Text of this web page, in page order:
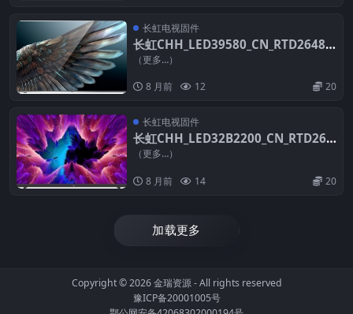
长虹电视固件
长虹CHH_LED39580_CN_RTD2648_
PCB5635-E_TPT390J1_HJ1L02_V2.0
（更多…）
8 月前 12 20
长虹电视固件
长虹CHH_LED32B2200_CN_RTD264
8_PCB5635-C_TPT315B5_A042_DLE
（更多…）
8 月前 14 20
加载更多
Copyright © 2026金瑞资源- All rights reserved
豫ICP备20001005号